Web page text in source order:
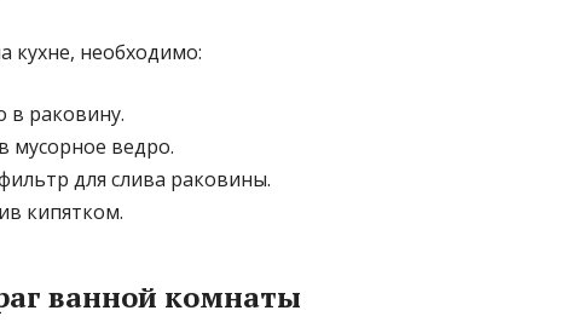
кухне, необходимо:
в раковину.
мусорное ведро.
для слива раковины.
кипятком.
ванной комнаты